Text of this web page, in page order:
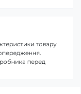
товару
перед